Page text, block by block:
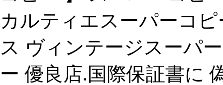
カルティエスーパーコ
ス ヴィンテージスーパ
ー 優良店.国際保証書に